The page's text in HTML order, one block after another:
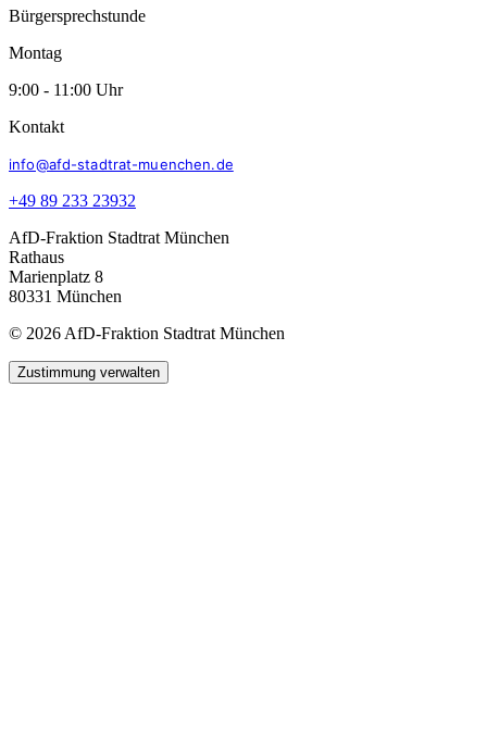
Bürgersprechstunde
Montag
9:00 - 11:00 Uhr
Kontakt
info@afd-stadtrat-muenchen.de
+49 89 233 23932
AfD-Fraktion Stadtrat München
Rathaus
Marienplatz 8
80331 München
© 2026 AfD-Fraktion Stadtrat München
Zustimmung verwalten